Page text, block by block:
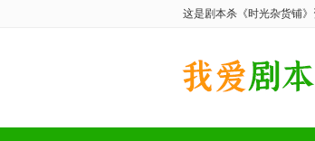
这是剧本杀《时光杂货铺》